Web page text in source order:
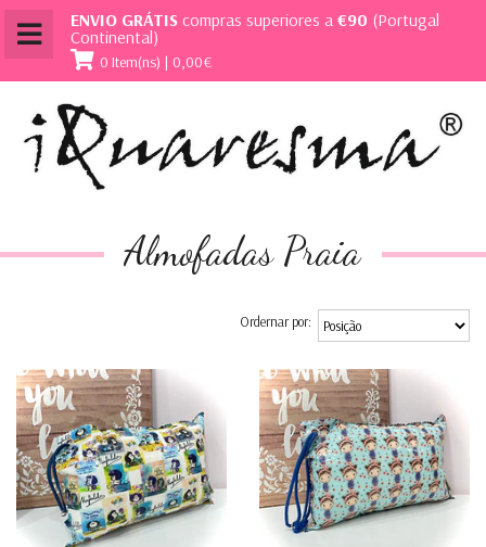
ENVIO GRÁTIS compras superiores a €90 (Portugal
Continental)
0 Item(ns) | 0,00€
Almofadas Praia
Ordernar por: